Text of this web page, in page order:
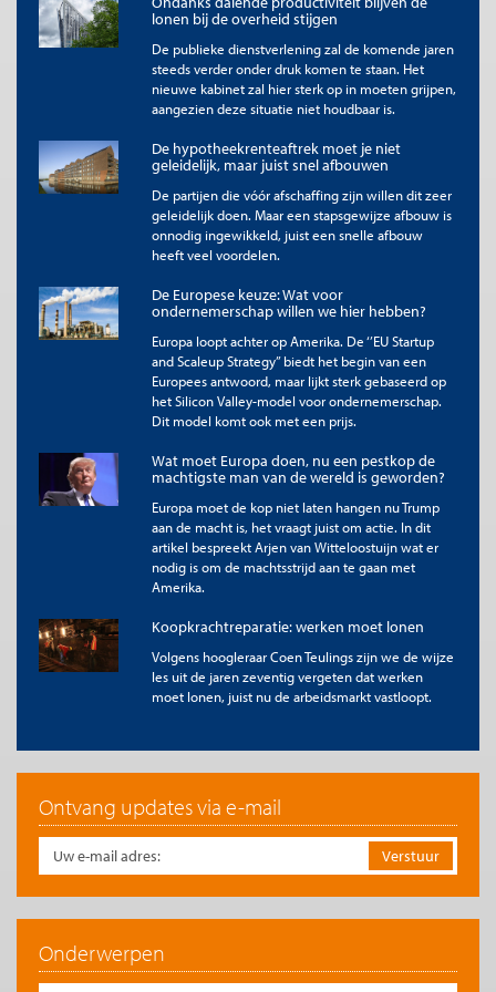
naar kinderopvangorganisaties, terwijl ouders aan
voorwaarden moeten blijven voldoen. Dit kan tot
onduidelijkheid leiden bij fouten of wijzigingen.
Omdat ouders nog maar een klein deel zelf betalen, vermindert
de prijsgevoeligheid. Kinderopvangorganisaties krijgen meer
Dat kan prijsopdrijvend werken en de totale kosten voor de
overheid doen stijgen. De prikkel tot efficiëntie neemt af omdat
het grootste deel van de inkomsten is gegarandeerd. Op
langere termijn kan de nadruk op formele opvang leiden tot
minder waardering of beschikbaarheid van informele
zorgvormen, zoals opvang door familie of buren.
Verder wordt het stelsel gevoelig voor misbruik. Doordat de
overheid direct aan kinderopvangorganisaties betaalt,
vermindert de financiële controle van ouders. De overheid ziet
minder wat er op de werkvloer gebeurt. In een sector met veel
kleine aanbieders vergroot dat het risico op fictieve uren,
overfacturering en kwaliteitsdumping, etc. Met de beoogde
DAEB-controles haal je dat er niet uit. Zo worstelen gemeenten
Gevolgen en conclusie
De nieuwe wet leidt tot meer vraag naar kinderopvang, hogere
tarieven en langere wachttijden. Ouders zullen meer uren
afnemen die zij niet benutten, omdat de eigen bijdrage klein is.
De toegankelijkheid van gastouderopvang komt onder druk te
staan, maar mogelijk van het hele stelsel. In een tijd van krapte
geworven.
De kosten worden in potentie onbeheersbaar. De financiering
van de kinderopvang heeft paralellen met de niet zo
door een collectieve geldstroom richting uitvoerende partijen.
In de Jeugdzorg zien we dat dit leidt tot voortdurende claims
om extra geld en daarmee onbeheersbare kosten.
In de Memorie van Toelichting van 118
bladzijden staat vrijwel niets over de
pedagogische gevolgen voor het kind, maar
wel iets opvallends over de impact van
deze dure operatie op de
arbeidsparticipatie. Die is namelijk heel
lonen bij de overheid stijgen
De publieke dienstverlening zal de komende jaren
steeds verder onder druk komen te staan. Het
nieuwe kabinet zal hier sterk op in moeten grijpen,
aangezien deze situatie niet houdbaar is.
De hypotheekrenteaftrek moet je niet
geleidelijk, maar juist snel afbouwen
De partijen die vóór afschaffing zijn willen dit zeer
geleidelijk doen. Maar een stapsgewijze afbouw is
onnodig ingewikkeld, juist een snelle afbouw
heeft veel voordelen.
De Europese keuze: Wat voor
ondernemerschap willen we hier hebben?
Europa loopt achter op Amerika. De ‘’EU Startup
and Scaleup Strategy’’ biedt het begin van een
Europees antwoord, maar lijkt sterk gebaseerd op
het Silicon Valley-model voor ondernemerschap.
Dit model komt ook met een prijs.
Wat moet Europa doen, nu een pestkop de
machtigste man van de wereld is geworden?
Europa moet de kop niet laten hangen nu Trump
aan de macht is, het vraagt juist om actie. In dit
artikel bespreekt Arjen van Witteloostuijn wat er
nodig is om de machtsstrijd aan te gaan met
Amerika.
Koopkrachtreparatie: werken moet lonen
Volgens hoogleraar Coen Teulings zijn we de wijze
les uit de jaren zeventig vergeten dat werken
moet lonen, juist nu de arbeidsmarkt vastloopt.
Ontvang updates via e-mail
Onderwerpen